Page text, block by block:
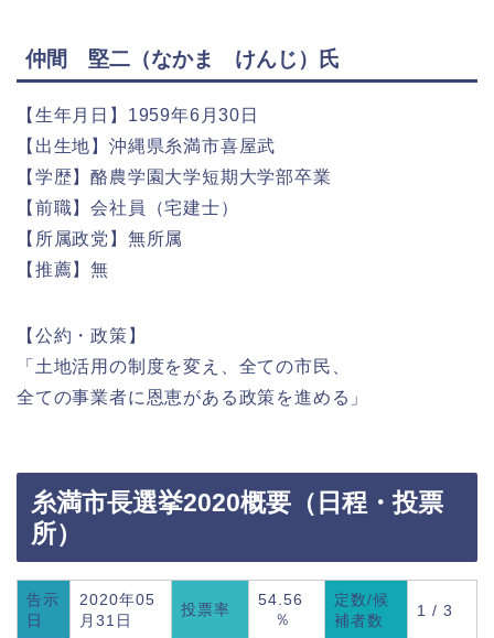
仲間 堅二（なかま けんじ）氏
【生年月日】1959年6月30日
【出生地】沖縄県糸満市喜屋武
【学歴】酪農学園大学短期大学部卒業
【前職】会社員（宅建士）
【所属政党】無所属
【推薦】無
【公約・政策】
「土地活用の制度を変え、全ての市民、
全ての事業者に恩恵がある政策を進める」
糸満市長選挙2020概要（日程・投票
所）
告示
日
2020年05
月31日
投票率
54.56
％
定数/候
補者数
1 / 3